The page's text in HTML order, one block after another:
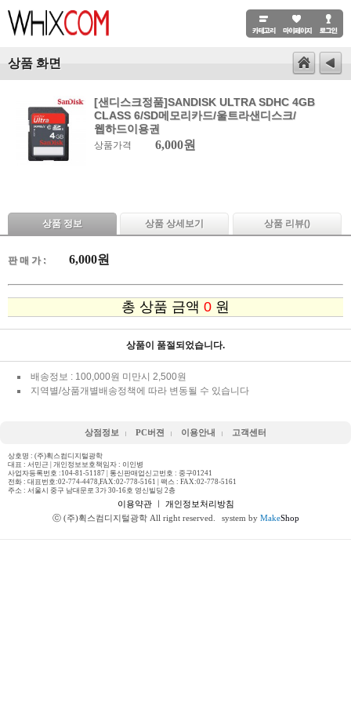
상품 화면
[샌디스크정품]SANDISK ULTRA SDHC 4GB
CLASS 6/SD메모리카드/울트라샌디스크/
웹하드이용권
상품가격 6,000원
상품 정보 상품 상세보기 상품 리뷰()
판 매 가 : 6,000원
총 상품 금액 0 원
상품이 품절되었습니다.
배송정보 : 100,000원 미만시 2,500원
지역별/상품개별배송정책에 따라 변동될 수 있습니다
상점정보 PC버젼 이용안내 고객센터
상호명 : (주)휙스컴디지털광학
대표 : 서민근 | 개인정보보호책임자 : 이인병
사업자등록번호 :104-81-51187 | 통신판매업신고번호 : 중구01241
전화 : 대표번호:02-774-4478,FAX:02-778-5161 | 팩스 : FAX:02-778-5161
주소 : 서울시 중구 남대문로 3가 30-16호 영신빌딩 2층
이용약관ㅣ 개인정보처리방침
ⓒ (주)휙스컴디지털광학 All right reserved.
system by MakeShop